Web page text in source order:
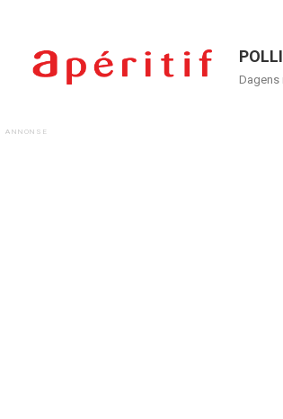
Dagens